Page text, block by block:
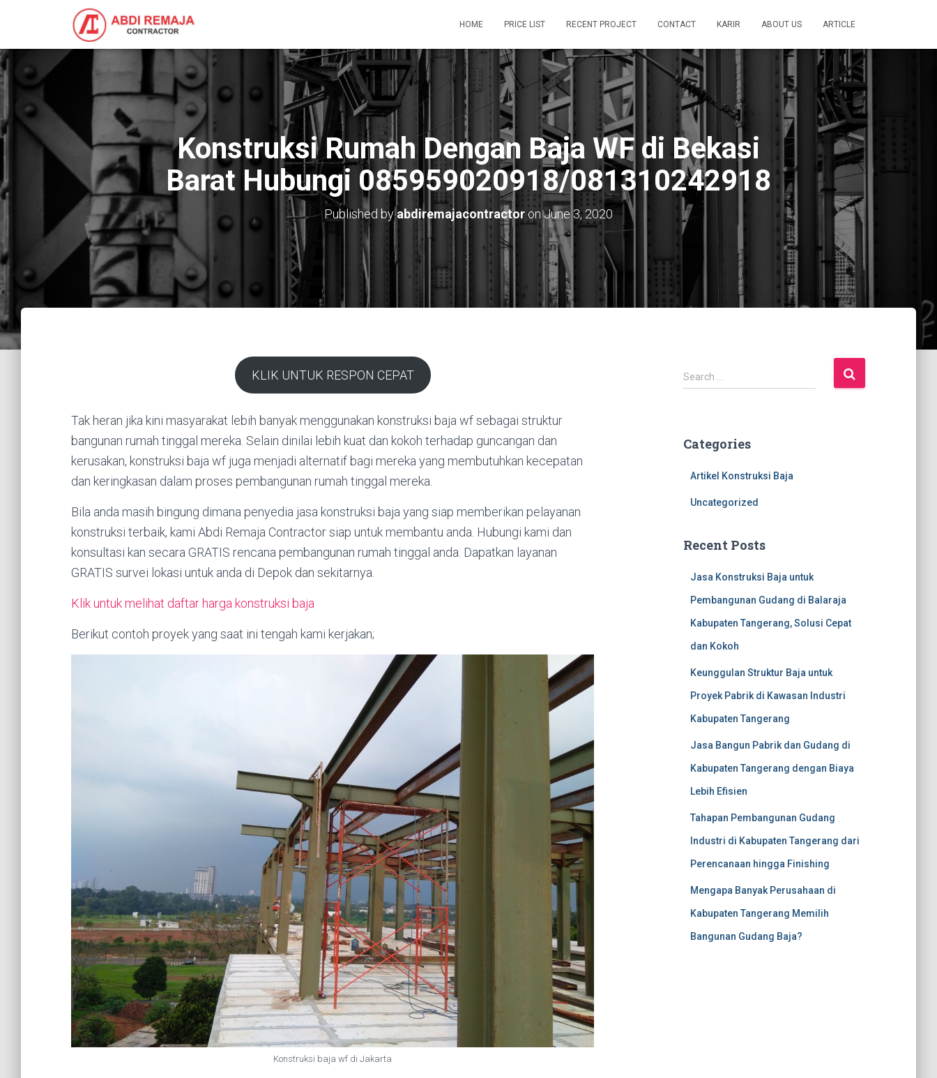
HOME PRICE LIST RECENT PROJECT CONTACT KARIR ABOUT US ARTICLE
Konstruksi Rumah Dengan Baja WF di Bekasi
Barat Hubungi 085959020918/081310242918
Published byabdiremajacontractoronJune 3, 2020
KLIK UNTUK RESPON CEPAT
Tak heran jika kini masyarakat lebih banyak menggunakan konstruksi baja wf sebagai struktur
bangunan rumah tinggal mereka. Selain dinilai lebih kuat dan kokoh terhadap guncangan dan
kerusakan, konstruksi baja wf juga menjadi alternatif bagi mereka yang membutuhkan kecepatan
dan keringkasan dalam proses pembangunan rumah tinggal mereka.
Bila anda masih bingung dimana penyedia jasa konstruksi baja yang siap memberikan pelayanan
konstruksi terbaik, kami Abdi Remaja Contractor siap untuk membantu anda. Hubungi kami dan
konsultasi kan secara GRATIS rencana pembangunan rumah tinggal anda. Dapatkan layanan
GRATIS survei lokasi untuk anda di Depok dan sekitarnya.
Klik untuk melihat daftar harga konstruksi baja
Berikut contoh proyek yang saat ini tengah kami kerjakan;
Konstruksi baja wf di Jakarta
S
e
h
Search …
Categories
Artikel Konstruksi Baja
Uncategorized
Recent Posts
Jasa Konstruksi Baja untuk
Pembangunan Gudang di Balaraja
Kabupaten Tangerang, Solusi Cepat
dan Kokoh
Keunggulan Struktur Baja untuk
Proyek Pabrik di Kawasan Industri
Kabupaten Tangerang
Jasa Bangun Pabrik dan Gudang di
Kabupaten Tangerang dengan Biaya
Lebih Efisien
Tahapan Pembangunan Gudang
Industri di Kabupaten Tangerang dari
Perencanaan hingga Finishing
Mengapa Banyak Perusahaan di
Kabupaten Tangerang Memilih
Bangunan Gudang Baja?